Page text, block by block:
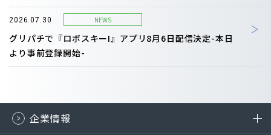
2026.07.30 NEWS
グリパチで『ロボスキーI』アプリ8月6日配信決定-本日
より事前登録開始-
企業情報